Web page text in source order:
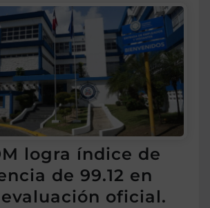
logra índice de
de 99.12 en
oficial.